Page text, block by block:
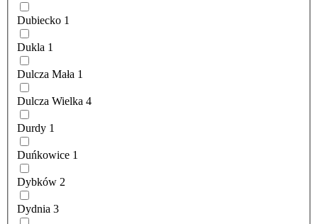
Dubiecko 1
Dukla 1
Dulcza Mała 1
Dulcza Wielka 4
Durdy 1
Duńkowice 1
Dybków 2
Dydnia 3